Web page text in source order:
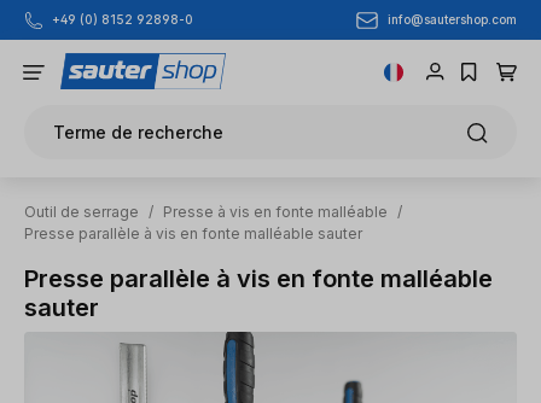
Passer au contenu principal
+49 (0) 8152 92898-0 info@sautershop.com
Terme de recherche
Outil de serrage / Presse à vis en fonte malléable
/
Presse parallèle à vis en fonte malléable sauter
Presse parallèle à vis en fonte malléable
sauter